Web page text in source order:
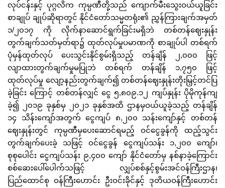
လုပ်ငန်းနှင့် ပုဂ္ဂလိက ကုမ္ပဏီတို့သည် ကျောက်မီးသွေးဝယ်ယူခြင်း
စာချုပ် ချုပ်ဆိုရာတွင် နိုင်ငံတော်သမ္မတရုံး၏ ညွှန်ကြားချက်အမှတ်
၁/၂၀၁၇ ကို လိုက်နာဆောင်ရွက်ခြင်းမရှိဘဲ တစ်တန်ဈေးနှုန်း
တွက်ချက်သတ်မှတ်ရာ၌ ထုတ်လုပ်မှုပမာဏကို စာချုပ်ပါ တစ်ရက်
ပုံမှန်ထုတ်လုပ် ပေးသွင်းနိုင်စွမ်းရှိသည့် တန်ချိန် ၂,၀၀၀ ဖြင့်
လျာထားတွက်ချက်မှုမပြုဘဲ တစ်ရက် တန်ချိန် ၁,၇၅၀ ဖြင့်
ထုတ်လုပ်မှု လျော့နည်းတွက်ချက်၍ တစ်တန်ဈေးနှုန်းတိုးမြှင့်တင်ပြ
ခဲ့ခြင်း ကြောင့် တစ်တန်လျှင် ငွေ ၅,၈၀၉.၁၂ ကျပ်နှုန်း ပိုမိုကုန်ကျ
ခဲ့၍ ၂၀၁၉ ခုနှစ်မှ ၂၀၂၁ ခုနှစ်အထိ ဌာနမှဝယ်ယူခဲ့သည့် တန်ချိန်
၁၄ သိန်းကျော်အတွက် ငွေကျပ် ၈,၂၀၀ သန်းကျော်နှင့် တစ်တန်
ဈေးနှုန်းတွင် ကုမ္ပဏီမှပေးဆောင်ရမည့် ဝင်ငွေခွန်ကို ထည့်သွင်း
တွက်ချက်ပေးခဲ့ သဖြင့် ဝင်ငွေခွန် ငွေကျပ်သန်း ၁,၂၀၀ ကျော်၊
စုစုပေါင်း ငွေကျပ်သန်း ၉,၄၀၀ ကျော် နိုင်ငံတော်မှ နစ်နာခဲ့ကြောင်း
စစ်ဆေးပေါ်ပေါက်သဖြင့် လျှပ်စစ်နှင့်စွမ်းအင်ဝန်ကြီးဌာန၊
ပြည်ထောင်စု ဝန်ကြီးဟောင်း ဦးဝင်းခိုင်နှင့် ဒုတိယဝန်ကြီးဟောင်း